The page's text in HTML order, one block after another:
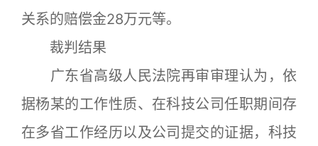
关系的赔偿金28万元等。
裁判结果
广东省高级人民法院再审审理认为，依
据杨某的工作性质、在科技公司任职期间存
在多省工作经历以及公司提交的证据，科技